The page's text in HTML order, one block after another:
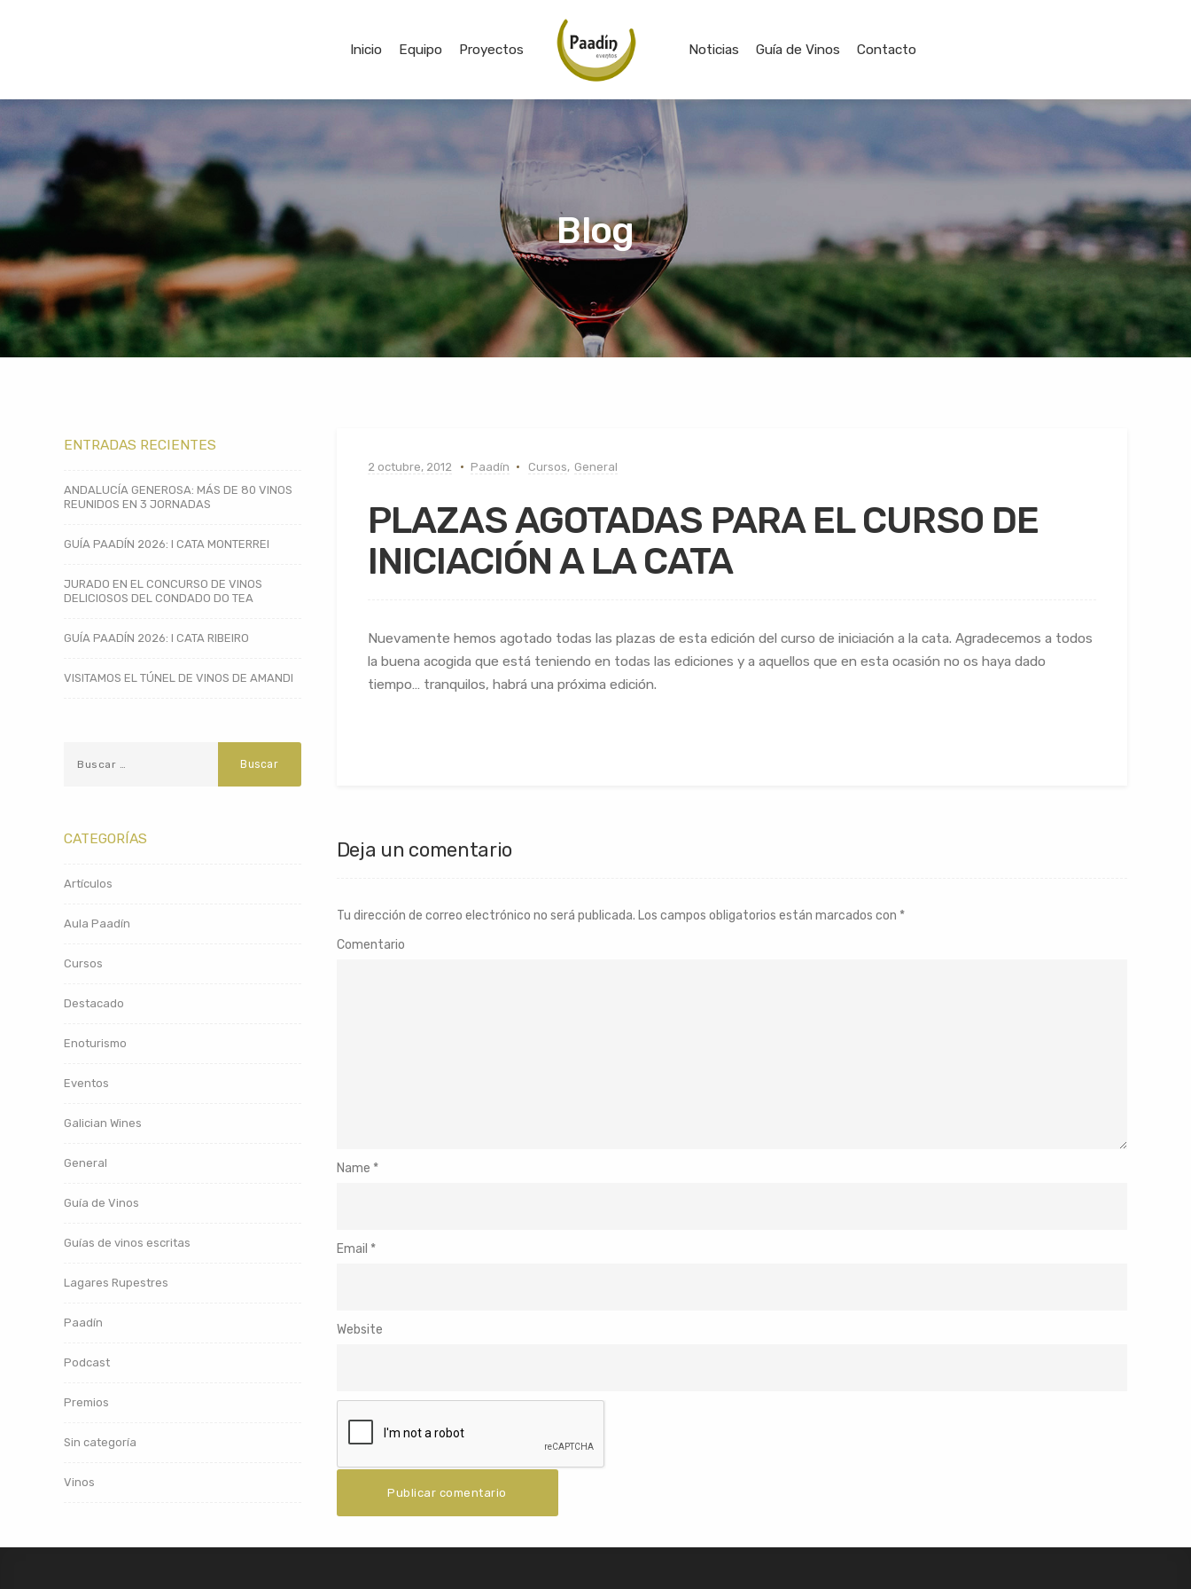
Inicio Equipo Proyectos Noticias Guía de Vinos Contacto
Blog
2 octubre, 2012 Paadín Cursos, General
PLAZAS AGOTADAS PARA EL CURSO DE
INICIACIÓN A LA CATA
Nuevamente hemos agotado todas las plazas de esta edición del curso de iniciación a la cata. Agradecemos a todos
la buena acogida que está teniendo en todas las ediciones y a aquellos que en esta ocasión no os haya dado
tiempo… tranquilos, habrá una próxima edición.
Deja un comentario
Tu dirección de correo electrónico no será publicada. Los campos obligatorios están marcados con *
Comentario
Name *
Email *
Website
ENTRADAS RECIENTES
ANDALUCÍA GENEROSA: MÁS DE 80 VINOS
REUNIDOS EN 3 JORNADAS
GUÍA PAADÍN 2026: I CATA MONTERREI
JURADO EN EL CONCURSO DE VINOS
DELICIOSOS DEL CONDADO DO TEA
GUÍA PAADÍN 2026: I CATA RIBEIRO
VISITAMOS EL TÚNEL DE VINOS DE AMANDI
CATEGORÍAS
Artículos
Aula Paadín
Cursos
Destacado
Enoturismo
Eventos
Galician Wines
General
Guía de Vinos
Guías de vinos escritas
Lagares Rupestres
Paadín
Podcast
Premios
Sin categoría
Vinos